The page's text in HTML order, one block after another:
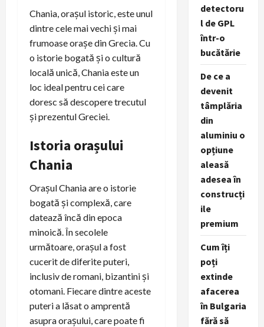
Chania, orașul istoric, este unul
dintre cele mai vechi și mai
frumoase orașe din Grecia. Cu
o istorie bogată și o cultură
locală unică, Chania este un
loc ideal pentru cei care
doresc să descopere trecutul
și prezentul Greciei.
Istoria orașului
Chania
Orașul Chania are o istorie
bogată și complexă, care
datează încă din epoca
minoică. În secolele
următoare, orașul a fost
cucerit de diferite puteri,
inclusiv de romani, bizantini și
otomani. Fiecare dintre aceste
puteri a lăsat o amprentă
asupra orașului, care poate fi
detectoru
l de GPL
într-o
bucătărie
De ce a
devenit
tâmplăria
din
aluminiu o
opțiune
aleasă
adesea în
construcți
ile
premium
Cum îți
poți
extinde
afacerea
în Bulgaria
fără să